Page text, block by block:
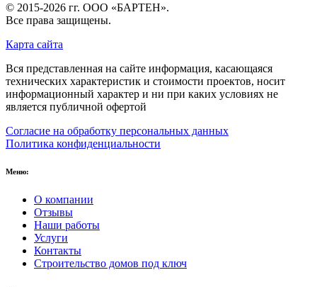
© 2015-2026 гг. ООО «БАРТЕН».
Все права защищены.
Карта сайта
Вся представленная на сайте информация, касающаяся
технических характеристик и стоимости проектов, носит
информационный характер и ни при каких условиях не
является публичной офертой
Согласие на обработку персональных данных
Политика конфиденциальности
Меню:
О компании
Отзывы
Наши работы
Услуги
Контакты
Строительство домов под ключ